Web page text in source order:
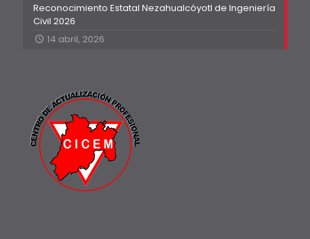
Reconocimiento Estatal Nezahualcóyotl de Ingeniería
Civil 2026
14 abril, 2026